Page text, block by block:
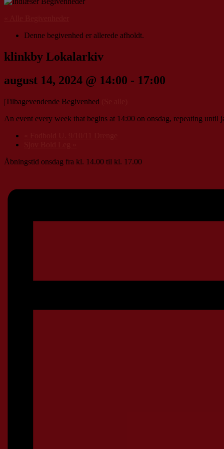
Denne begivenhed er allerede afholdt.
klinkby Lokalarkiv
august 14, 2024 @ 14:00 - 17:00
|Tilbagevendende Begivenhed
An event every week that begins at 14:00 on onsdag, repeating until
Åbningstid onsdag fra kl. 14.00 til kl. 17.00